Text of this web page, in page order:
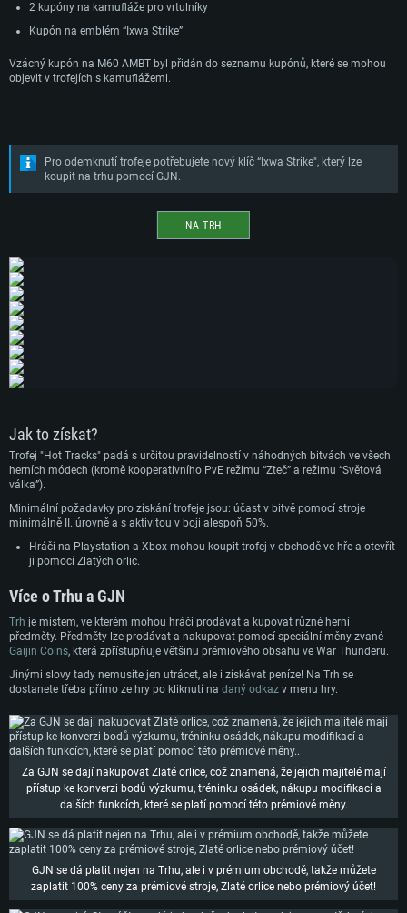
PC
Mac
Minimální
OS: Windows 10 (64bitový)
Operační paměť: 4 GB
Grafická karta podpora DirectX 11: AMD Radeon 77XX / NVIDIA GeForce
GTX 660. Minimální podporované rozlišení hry je 720p
Připojení: Širokopásmové připojení
Místo na disku: 22,1 GB
Doporučené
OS: Windows 10/11 (64bitový)
Procesor: Intel Core i5 nebo Ryzen 5 3600 a lepší
Operační paměť: 16 GB
Grafická karta: podpora DirectX 11: Nvidia GeForce 1060 a lepší, Radeon RX
570 a lepší
Připojení: Širokopásmové připojení
Místo na disku: 62,2 GB
Minimální
OS: Mac OS Big Sur 11.0 nebo novější
Operační paměť: 6 GB
Grafická karta: Intel Iris Pro 5200 (Mac) nebo srovnatelně výkonnou kartu
od AMD/Nvidia pro Mac. Minimální podporované rozlišení hry je 720p v
případě použití Metal.
Místo na disku: 22,1 GB
Doporučené
OS: Mac OS Big Sur 11.0 nebo novější
Procesor: Core i7 (Intel Xeon není podporován)
Operační paměť: 8 GB
Grafická karta: Radeon Vega II nebo výkonnější s podporou Metal.
Připojení: Širokopásmové připojení
Místo na disku: 62,2 GB
Minimální
OS: Většina moderních 64bitových distribucí Linuxu
Operační paměť: 4 GB
Grafická karta: NVIDIA 660 s nejnovějšími proprietárními ovladači (ne
staršími, než půl roku) / srovnatelná karta AMD s nejnovějšími
proprietárními ovladači (ne staršími, než půl roku); minimální podporované
rozlišení hry je 720p) a s podporou Vulcan.
Připojení: Širokopásmové připojení
Místo na disku: 22,1 GB
Doporučené
OS: Ubuntu 20.04 64bit
Procesor: Intel Core i7
Operační paměť: 16 GB
Grafická karta: NVIDIA 1060 s nejnovějšími proprietárními ovladači (ne
staršími, než půl roku) / srovnatelná karta AMD (Radeon RX 570) s
nejnovějšími proprietárními ovladači (ne staršími, než půl roku) a s
podporou Vulcan.
2 kupóny na kamufláže pro vrtulníky
Kupón na emblém “Ixwa Strike”
Vzácný kupón na M60 AMBT byl přidán do seznamu kupónů, které se mohou
objevit v trofejích s kamuflážemi.
Pro odemknutí trofeje potřebujete nový klíč “Ixwa Strike", který lze
koupit na trhu pomocí GJN.
NA TRH
Jak to získat?
Trofej "Hot Tracks" padá s určitou pravidelností v náhodných bitvách ve všech
herních módech (kromě kooperativního PvE režimu “Zteč” a režimu “Světová
válka”).
Minimální požadavky pro získání trofeje jsou: účast v bitvě pomocí stroje
minimálně II. úrovně a s aktivitou v boji alespoň 50%.
Hráči na Playstation a Xbox mohou koupit trofej v obchodě ve hře a otevřít
ji pomocí Zlatých orlic.
Více o Trhu a GJN
Trh je místem, ve kterém mohou hráči prodávat a kupovat různé herní
předměty. Předměty lze prodávat a nakupovat pomocí speciální měny zvané
Gaijin Coins, která zpřístupňuje většinu prémiového obsahu ve War Thunderu.
Jinými slovy tady nemusíte jen utrácet, ale i získávat peníze! Na Trh se
dostanete třeba přímo ze hry po kliknutí na daný odkaz v menu hry.
Za GJN se dají nakupovat Zlaté orlice, což znamená, že jejich majitelé mají
přístup ke konverzi bodů výzkumu, tréninku osádek, nákupu modifikací a
dalších funkcích, které se platí pomocí této prémiové měny.
GJN se dá platit nejen na Trhu, ale i v prémium obchodě, takže můžete
zaplatit 100% ceny za prémiové stroje, Zlaté orlice nebo prémiový účet!